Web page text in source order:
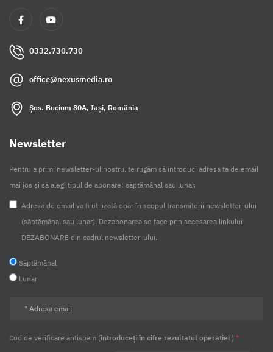
0332.730.730
office@nexusmedia.ro
Șos. Bucium 80A, Iași, România
Newsletter
Pentru a primi newsletter-ul nostru, te rugăm să introduci adresa ta de email
mai jos și să alegi tipul de abonare: săptămânal sau lunar.
Adresa de email va fi utilizată doar în scopul transmiterii newsletter-ului
(săptămânal sau lunar). Dezabonarea se face prin accesarea linkului
DEZABONARE din cadrul newsletter-ului.
Săptămânal
Lunar
Cod de verificare antispam (introduceți în cifre rezultatul operației ) *